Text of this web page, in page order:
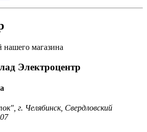
нашего магазина
Электроцентр
г. Челябинск, Свердловский